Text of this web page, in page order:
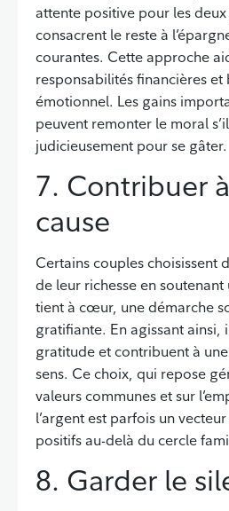
attente positive pour les
consacrent le reste à
courantes. Cette approche
responsabilités financières et
émotionnel. Les gains
peuvent remonter le moral
judicieusement pour se gâter.
7. Contribuer
cause
Certains couples choisissent
de leur richesse en
tient à cœur, une démarche
gratifiante. En agissant ainsi,
gratitude et contribuent à
sens. Ce choix, qui repose
valeurs communes et sur
l’argent est parfois un
positifs au-delà du cercle
8. Garder le